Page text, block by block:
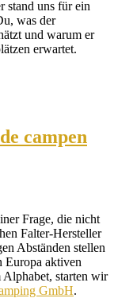
stand uns für ein
was der
und warum er
erwartet.
campen
Frage, die nicht
Falter-Hersteller
Abständen stellen
Europa aktiven
Alphabet, starten wir
GmbH.